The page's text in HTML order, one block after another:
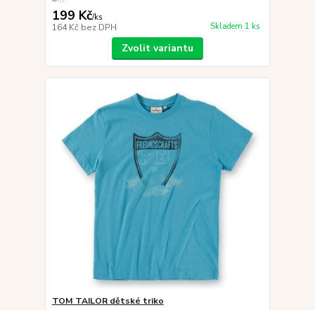
199 Kč/ks
164 Kč bez DPH Skladem 1 ks
Zvolit variantu
TOM TAILOR dětské triko